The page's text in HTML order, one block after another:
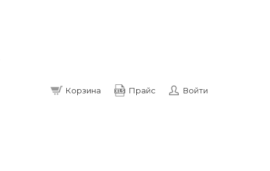
Корзина Прайс Войти